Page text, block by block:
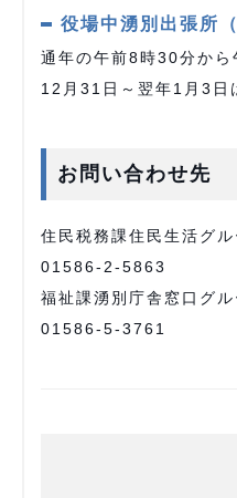
役場中湧別出張所
通年の午前8時30分か
12月31日～翌年1月3日
お問い合わせ先
住民税務課住民生活グ
01586-2-5863
福祉課湧別庁舎窓口グ
01586-5-3761